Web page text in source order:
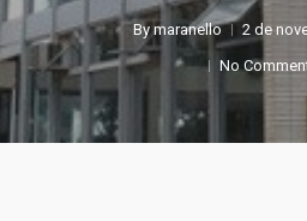
By maranello
2 de
No